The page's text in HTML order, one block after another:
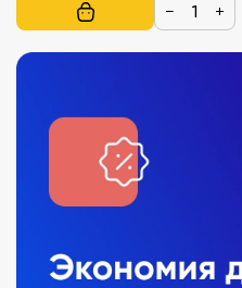
− +